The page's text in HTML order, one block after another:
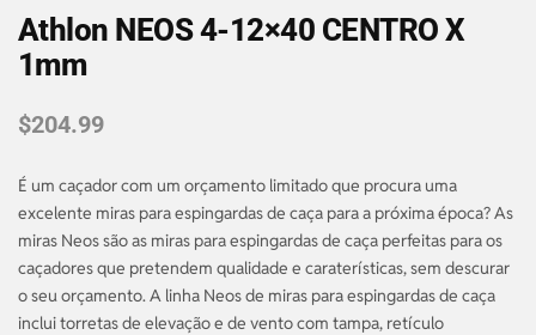
Athlon NEOS 4-12×40 CENTRO X
1mm
$204.99
É um caçador com um orçamento limitado que procura uma
excelente miras para espingardas de caça para a próxima época? As
miras Neos são as miras para espingardas de caça perfeitas para os
caçadores que pretendem qualidade e caraterísticas, sem descurar
o seu orçamento. A linha Neos de miras para espingardas de caça
inclui torretas de elevação e de vento com tampa, retículo